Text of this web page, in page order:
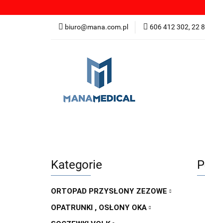
biuro@mana.com.pl 606 412 302, 22
NOWOŚCI
Kategorie
ORTOPAD PRZYSŁONY ZEZOWE
OPATRUNKI , OSŁONY OKA